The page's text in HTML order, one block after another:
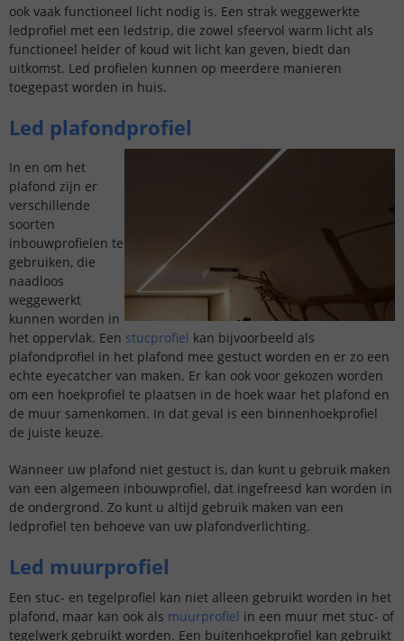
ook vaak functioneel licht nodig is. Een strak weggewerkte
ledprofiel met een ledstrip, die zowel sfeervol warm licht als
functioneel helder of koud wit licht kan geven, biedt dan
uitkomst. Led profielen kunnen op meerdere manieren
toegepast worden in huis.
Led plafondprofiel
In en om het
plafond zijn er
verschillende
soorten
inbouwprofielen te
gebruiken, die
naadloos
weggewerkt
kunnen worden in
het oppervlak. Een stucprofiel kan bijvoorbeeld als
plafondprofiel in het plafond mee gestuct worden en er zo een
echte eyecatcher van maken. Er kan ook voor gekozen worden
om een hoekprofiel te plaatsen in de hoek waar het plafond en
de muur samenkomen. In dat geval is een binnenhoekprofiel
de juiste keuze.
Wanneer uw plafond niet gestuct is, dan kunt u gebruik maken
van een algemeen inbouwprofiel, dat ingefreesd kan worden in
de ondergrond. Zo kunt u altijd gebruik maken van een
ledprofiel ten behoeve van uw plafondverlichting.
Led muurprofiel
Een stuc- en tegelprofiel kan niet alleen gebruikt worden in het
plafond, maar kan ook als muurprofiel in een muur met stuc- of
tegelwerk gebruikt worden. Een buitenhoekprofiel kan gebruikt